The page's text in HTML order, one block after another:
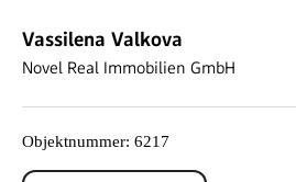
Vassilena Valkova
Novel Real Immobilien GmbH
Objektnummer: 6217